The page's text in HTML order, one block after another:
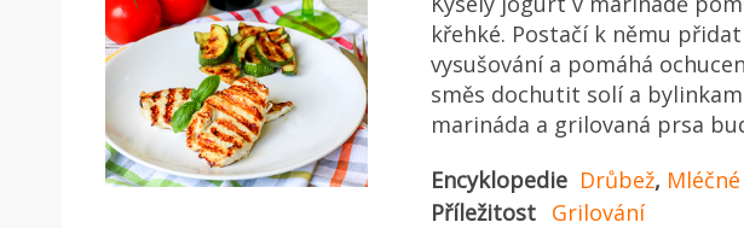
křehké. Postačí k němu
vysušování a pomáhá
směs dochutit solí a
marináda a grilovaná prsa
Encyklopedie Drůbež,
Příležitost Grilování